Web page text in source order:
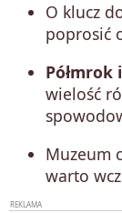
O klucz
poprosić
wielość
Muzeum
warto